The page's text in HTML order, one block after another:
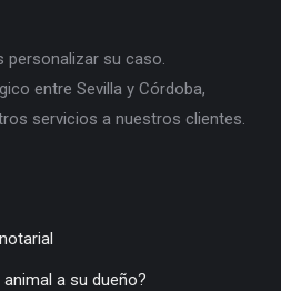
personalizar su caso.
entre Sevilla y Córdoba,
servicios a nuestros clientes.
a su dueño?